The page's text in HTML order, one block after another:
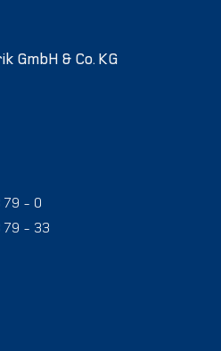
GmbH & Co. KG
79 - 0
79 - 33